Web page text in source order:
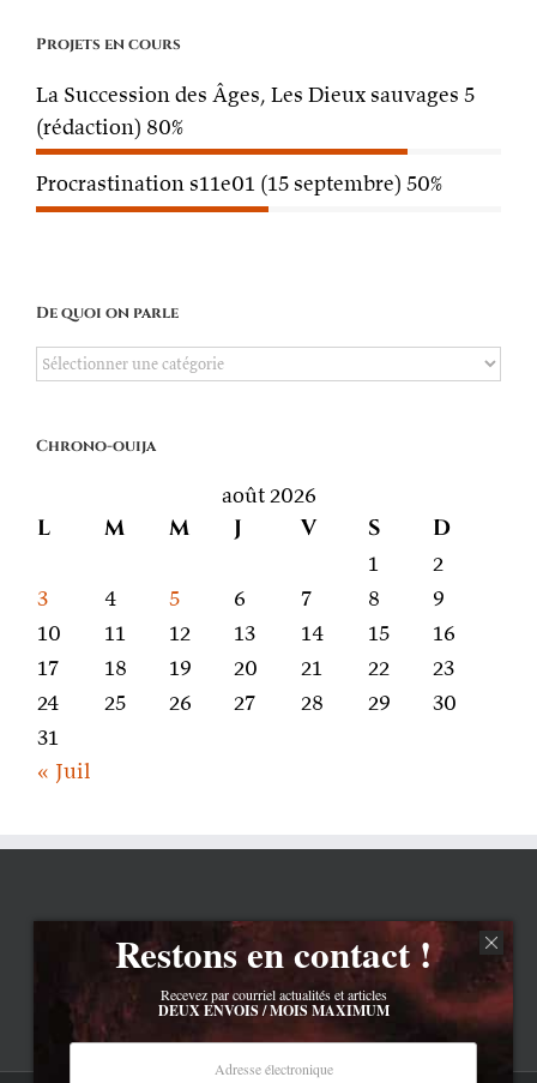
Projets en cours
La Succession des Âges, Les Dieux sauvages 5
(rédaction) 80%
Procrastination s11e01 (15 septembre) 50%
De quoi on parle
De
parle
Chrono-ouija
août 2026
L M M J V S D
1
2
3
4 5 6 7 8
9
10
11 12 13 14 15
16
17
18 19 20 21 22
23
24
25 26 27 28 29
30
31
« Juil
Restons en contact !
Recevez par courriel actualités et articles
DEUX ENVOIS / MOIS MAXIMUM